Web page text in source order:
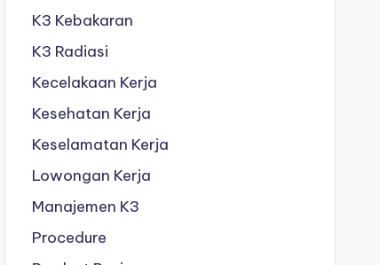
K3 Kebakaran
K3 Radiasi
Kecelakaan Kerja
Kesehatan Kerja
Keselamatan Kerja
Lowongan Kerja
Manajemen K3
Procedure